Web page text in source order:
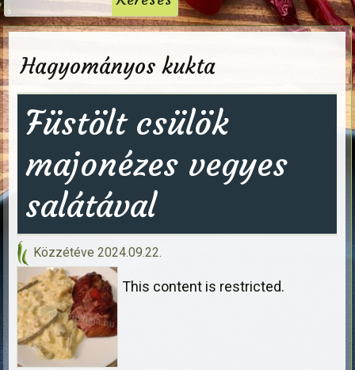
Hagyományos kukta
Füstölt csülök
majonézes vegyes
salátával
Közzétéve 2024.09.22.
This content is restricted.